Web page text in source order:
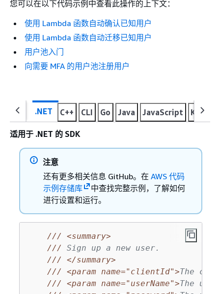
您可以在以下代码示例中查看此操作的上下文：
使用 Lambda 函数自动确认已知用户
使用 Lambda 函数自动迁移已知用户
用户池入门
向需要 MFA 的用户池注册用户
.NET C++ CLI Go Java JavaScript Kotlin
适用于 .NET 的 SDK
注意
还有更多相关信息 GitHub。在 AWS 代码
示例存储库
中查找完整示例，了解如何
进行设置和运行。
///
<summary>
/// Sign up a new user.
///
</summary>
///
<param name="clientId">The
///
<param name="userName">The